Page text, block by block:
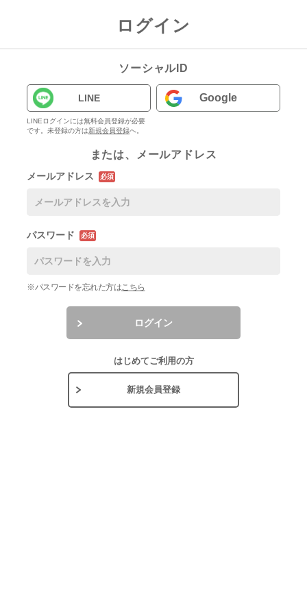
ログイン
ソーシャルID
LINE
LINEログインには無料会員登録が必要
です。未登録の方は新規会員登録へ。
Google
または、メールアドレス
メールアドレス 必須
パスワード 必須
※パスワードを忘れた方はこちら
ログイン
はじめてご利用の方
新規会員登録